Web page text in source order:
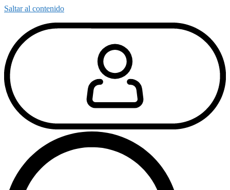
Saltar al contenido